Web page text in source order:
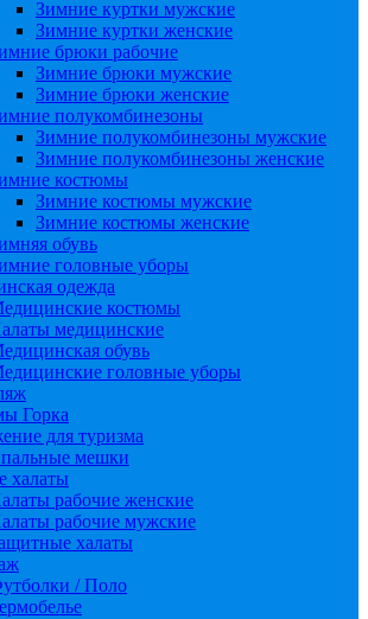
Зимние куртки мужские
Зимние куртки женские
брюки рабочие
Зимние брюки мужские
Зимние брюки женские
полукомбинезоны
Зимние полукомбинезоны мужские
Зимние полукомбинезоны женские
костюмы
Зимние костюмы мужские
Зимние костюмы женские
обувь
головные уборы
одежда
костюмы
медицинские
обувь
головные уборы
Горка
для туризма
мешки
халаты
рабочие женские
рабочие мужские
халаты
/ Поло